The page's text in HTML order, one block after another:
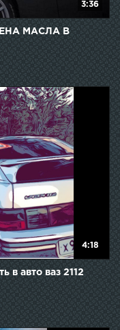
3:36
МАСЛА В
4:18
в авто ваз 2112